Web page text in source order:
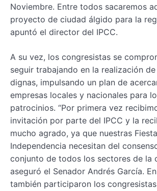
Noviembre. Entre todos sacaremos
proyecto de ciudad álgido para la
apuntó el director del IPCC.
A su vez, los congresistas se
seguir trabajando en la realización
dignas, impulsando un plan de
empresas locales y nacionales para
patrocinios. “Por primera vez
invitación por parte del IPCC y la
mucho agrado, ya que nuestras
Independencia necesitan del
conjunto de todos los sectores de la
aseguró el Senador Andrés García.
también participaron los congresistas